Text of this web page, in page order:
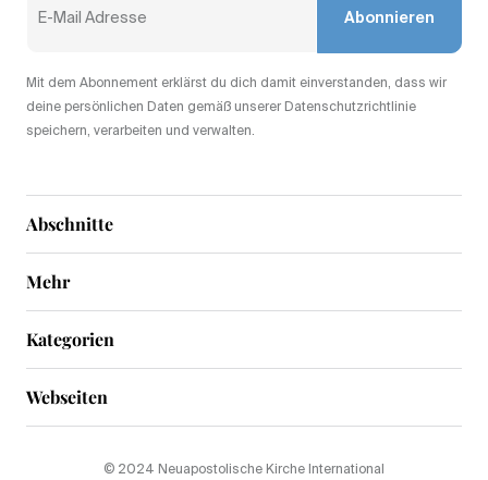
Abschnitte
Mehr
Abonnieren
Mit dem Abonnement erklärst du dich damit einverstanden, dass wir
deine persönlichen Daten gemäß unserer Datenschutzrichtlinie
speichern, verarbeiten und verwalten.
Kategorien
Webseiten
© 2024 Neuapostolische Kirche International